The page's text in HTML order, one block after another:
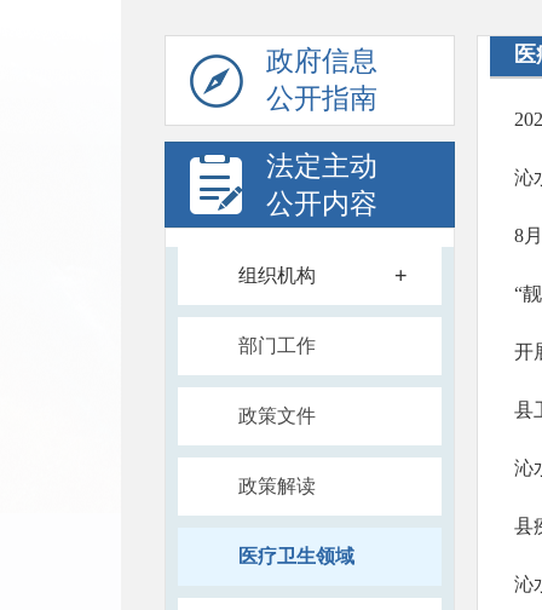
政府信息
公开指南
法定主动
公开内容
组织机构 +
部门工作
政策文件
政策解读
医疗卫生领域
沁
“
开
县
沁
县
沁